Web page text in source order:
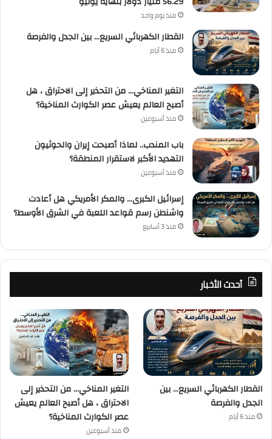
منذ يوم واحد
القطار الكهربائي السريع… بين الجدل والفرصة
منذ 6 أيام
التغير المناخي… من التحذير إلى الاحتراق ، هل
أصبح العالم يعيش عصر الكوارث المناخية؟
منذ أسبوعين
باب المندب.. لماذا أصبحت إيران والحوثيون
التهديد الأكبر لاستقرار المنطقة؟
منذ أسبوعين
إسرائيل الكبرى… والمكر الأمريكي هل أعادت
واشنطن رسم قواعد اللعبة في الشرق الأوسط؟
منذ 3 أسابيع
أحدث الأخبار
القطار الكهربائي السريع… بين
الجدل والفرصة
منذ 6 أيام
التغير المناخي… من التحذير إلى
الاحتراق ، هل أصبح العالم يعيش
عصر الكوارث المناخية؟
منذ أسبوعين